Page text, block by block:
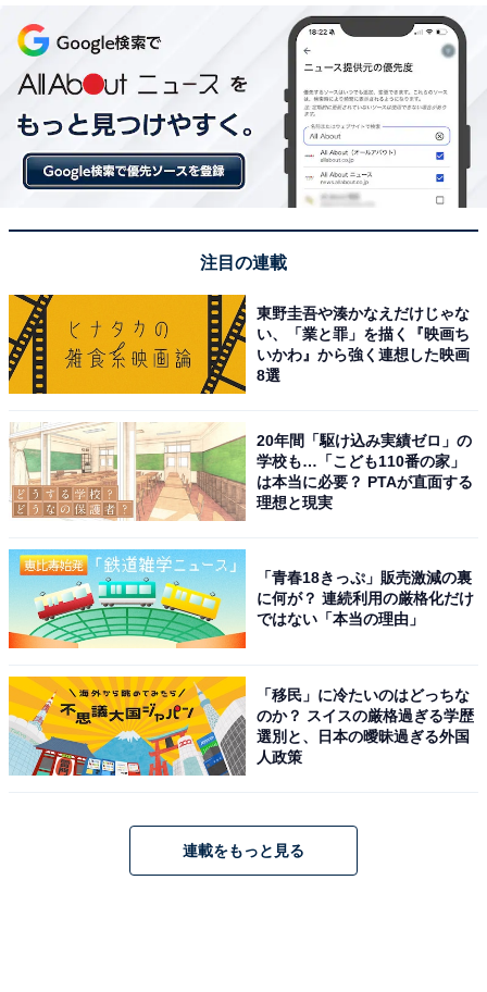
注目の連載
東野圭吾や湊かなえだけじゃな
い、「業と罪」を描く『映画ち
いかわ』から強く連想した映画
8選
20年間「駆け込み実績ゼロ」の
学校も…「こども110番の家」
は本当に必要？ PTAが直面する
理想と現実
「青春18きっぷ」販売激減の裏
に何が？ 連続利用の厳格化だけ
ではない「本当の理由」
「移民」に冷たいのはどっちな
のか？ スイスの厳格過ぎる学歴
選別と、日本の曖昧過ぎる外国
人政策
連載をもっと見る